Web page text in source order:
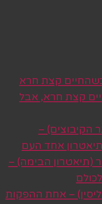
קצת חרא
קצת חרא, אבל
הקיבוצים) –
אחד העם
(תיאטרון הבימה) –
– אחת ההפקות